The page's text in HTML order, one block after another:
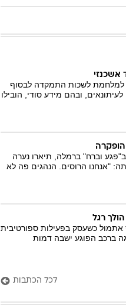
אשכנזי
למלחמת לשכות התמקדה לבסוף
ובהם מידע סודי, הובילו
רמירז בת ה-14, שנפגעה ב"פגע וברח" ברמלה, תיארו נערה
"אנחנו הרוסים. הנהגים פה לא
רגל
מנסור, תושב חיפה בן 65, נדרס אתמול כשעסק בפעילות ספורטיבית
ברכב הפוגע ישבה דמות
לכל הכתבות